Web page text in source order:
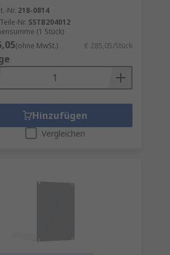
Nr. 218-0814
Nr. SSTB204012
(1 Stück)
(ohne MwSt.) € 285,05/Stück
Hinzufügen
Vergleichen